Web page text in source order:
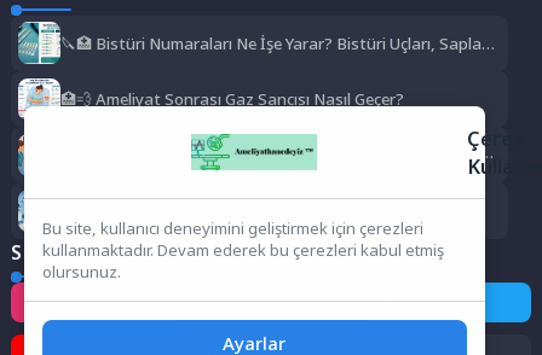
🔪🏥 Bistüri Numaraları Ne İşe Yarar? Bistüri Uçları, Sapları,
🏥💨 Ameliyat Sonrası Gaz Sancısı Nasıl Geçer?
🏥❄️ Ameliyat Sonrası Titreme Normal mi? Neden Olur, Ne
Sosyal Medya
Instagram Facebook Twitter
Çerez
Bu site, kullanıcı deneyimini geliştirmek için çerezleri
kullanmaktadır. Devam ederek bu çerezleri kabul etmiş
olursunuz.
Ayarlar